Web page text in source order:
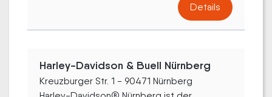
Details
Harley-Davidson & Buell Nürnberg
Kreuzburger Str. 1 - 90471 Nürnberg